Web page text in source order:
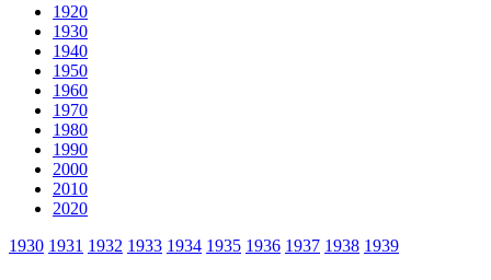
1920
1930
1940
1950
1960
1970
1980
1990
2000
2010
2020
1930 1931 1932 1933 1934 1935 1936 1937 1938 1939